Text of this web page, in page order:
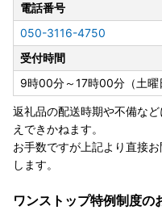
電話番号
050-3116-4750
受付時間
9時00分～17時00分（土曜
返礼品の配送時期や不備な
えできかねます。
お手数ですが上記より直接
します。
ワンストップ特例制度の